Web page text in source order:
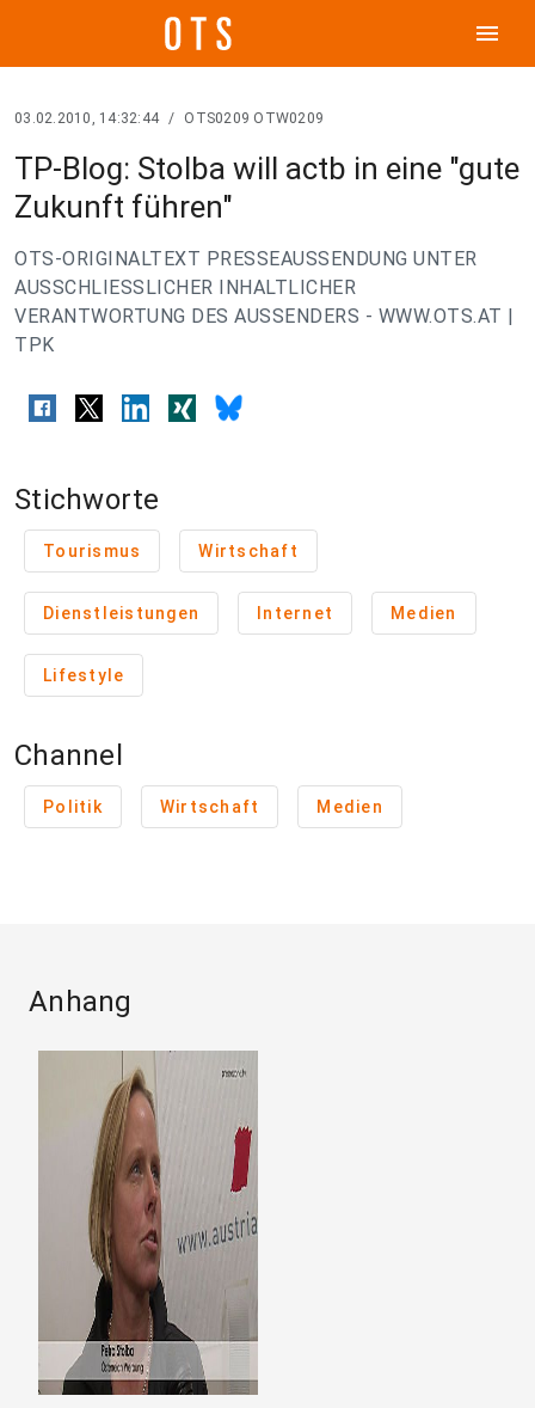
menu
03.02.2010, 14:32:44 / OTS0209 OTW0209
TP-Blog: Stolba will actb in eine "gute
Zukunft führen"
OTS-ORIGINALTEXT PRESSEAUSSENDUNG UNTER
AUSSCHLIESSLICHER INHALTLICHER
VERANTWORTUNG DES AUSSENDERS - WWW.OTS.AT |
TPK
Stichworte
Tourismus Wirtschaft
Dienstleistungen Internet Medien
Lifestyle
Channel
Politik Wirtschaft Medien
Anhang